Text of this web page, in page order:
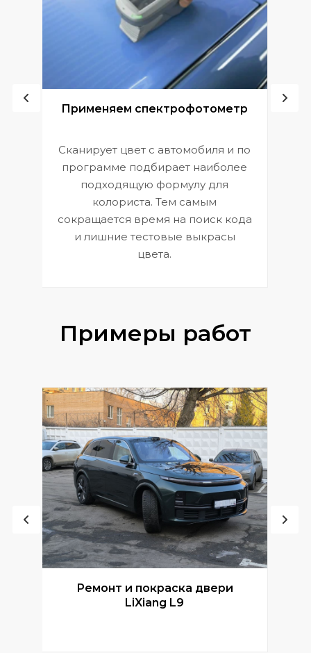
Применяем спектрофотометр
Сканирует цвет с автомобиля и по
программе подбирает наиболее
подходящую формулу для
колориста. Тем самым
сокращается время на поиск кода
и лишние тестовые выкрасы
цвета.
Примеры работ
Ремонт и покраска двери
LiXiang L9